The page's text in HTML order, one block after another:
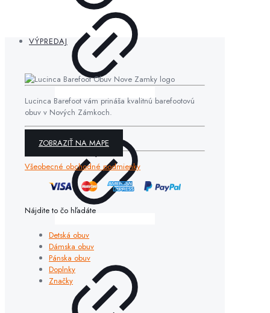
VÝPREDAJ
Lucinca Barefoot vám prináša kvalitnú barefootovú
obuv v Nových Zámkoch.
ZOBRAZIŤ NA MAPE
Všeobecné obchodné podmienky
Nájdite to čo hľadáte
Detská obuv
Dámska obuv
Pánska obuv
Doplnky
Značky